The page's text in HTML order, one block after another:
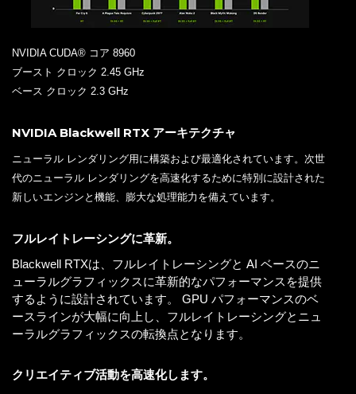
NVIDIA CUDA® コア 8960
ブースト クロック 2.45 GHz
ベース クロック 2.3 GHz
NVIDIA Blackwell RTX アーキテクチャ
ニューラル レンダリング用に構築および最適化されています。次世
代のニューラル レンダリングを高速化するために特別に設計された
新しいエンジンと機能、膨大な処理能力を備えています。
フルレイトレーシングに革新。
Blackwell RTXは、フルレイトレーシングと AI ベースのニ
ューラルグラフィックスに革新的なパフォーマンスを提供
するように設計されています。 GPU パフォーマンスのベ
ースラインが大幅に向上し、フルレイトレーシングとニュ
ーラルグラフィックスの転換点となります。
クリエイティブ活動を高速化します。